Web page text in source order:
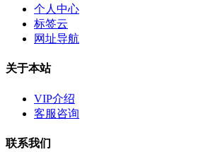
个人中心
标签云
网址导航
关于本站
VIP介绍
客服咨询
联系我们